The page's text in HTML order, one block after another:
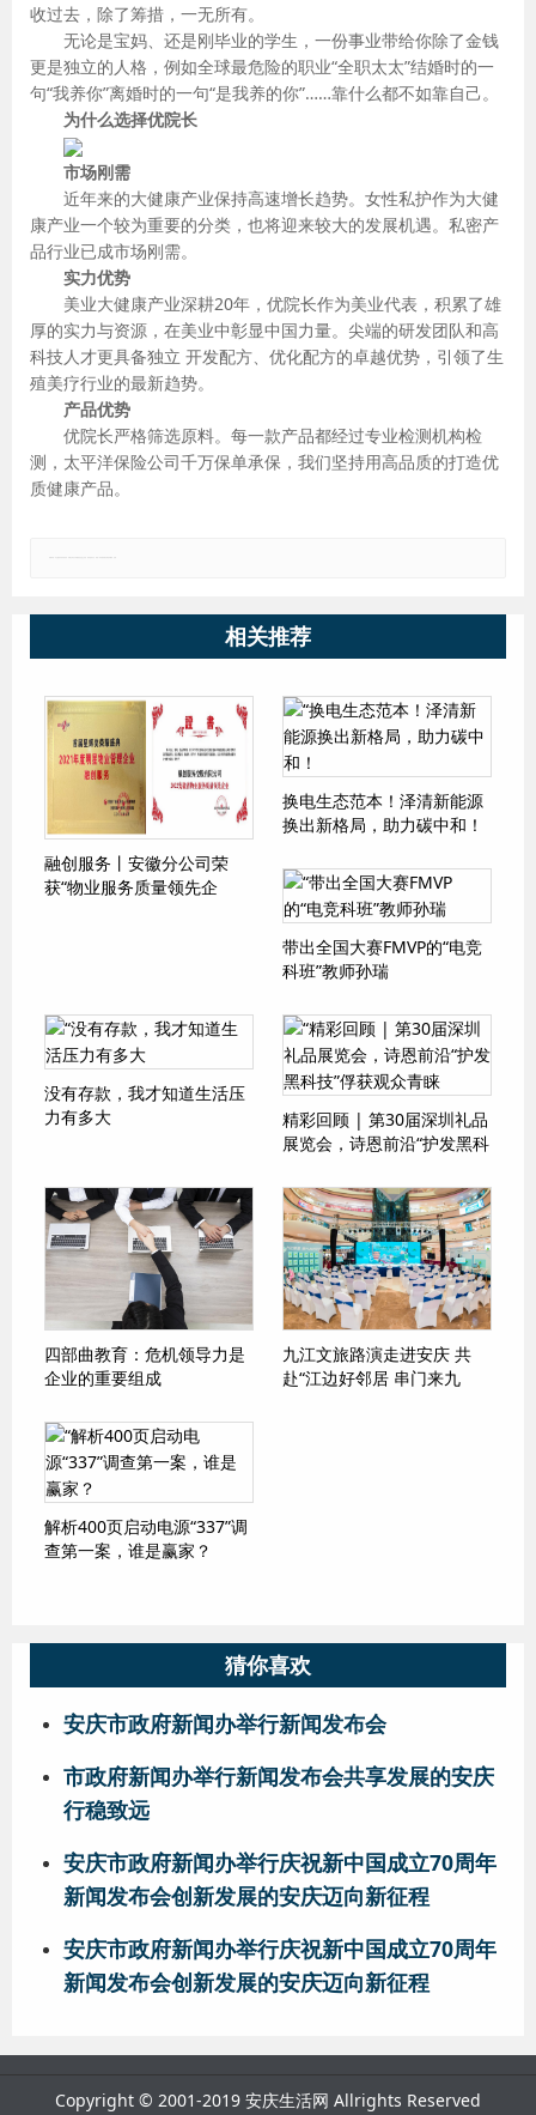
收过去，除了筹措，一无所有。
无论是宝妈、还是刚毕业的学生，一份事业带给你除了金钱
更是独立的人格，例如全球最危险的职业“全职太太”结婚时的一
句“我养你”离婚时的一句“是我养的你”……靠什么都不如靠自己。
为什么选择优院长
市场刚需
近年来的大健康产业保持高速增长趋势。女性私护作为大健
康产业一个较为重要的分类，也将迎来较大的发展机遇。私密产
品行业已成市场刚需。
实力优势
美业大健康产业深耕20年，优院长作为美业代表，积累了雄
厚的实力与资源，在美业中彰显中国力量。尖端的研发团队和高
科技人才更具备独立 开发配方、优化配方的卓越优势，引领了生
殖美疗行业的最新趋势。
产品优势
优院长严格筛选原料。每一款产品都经过专业检测机构检
测，太平洋保险公司千万保单承保，我们坚持用高品质的打造优
质健康产品。
相关推荐
融创服务丨安徽分公司荣
获“物业服务质量领先企
换电生态范本！泽清新能源
换出新格局，助力碳中和！
带出全国大赛FMVP的“电竞
科班”教师孙瑞
没有存款，我才知道生活压
力有多大
精彩回顾 | 第30届深圳礼品
展览会，诗恩前沿“护发黑科
四部曲教育：危机领导力是
企业的重要组成
九江文旅路演走进安庆 共
赴“江边好邻居 串门来九
解析400页启动电源“337”调
查第一案，谁是赢家？
猜你喜欢
安庆市政府新闻办举行新闻发布会
市政府新闻办举行新闻发布会共享发展的安庆
行稳致远
安庆市政府新闻办举行庆祝新中国成立70周年
新闻发布会创新发展的安庆迈向新征程
安庆市政府新闻办举行庆祝新中国成立70周年
新闻发布会创新发展的安庆迈向新征程
Copyright © 2001-2019 安庆生活网 Allrights Reserved